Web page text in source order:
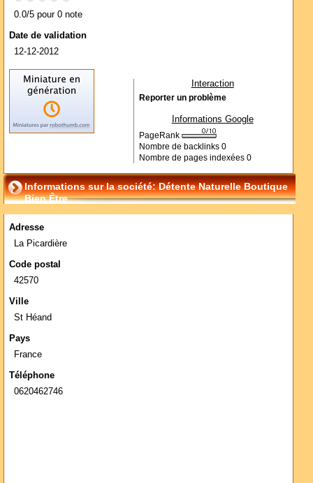
0.0/5 pour 0 note
Date de validation
12-12-2012
Interaction
Reporter un problème
Informations Google
PageRank
Nombre de backlinks 0
Nombre de pages indexées 0
Informations sur la société: Détente Naturelle Boutique
Bien Être
Adresse
La Picardière
Code postal
42570
Ville
St Héand
Pays
France
Téléphone
0620462746